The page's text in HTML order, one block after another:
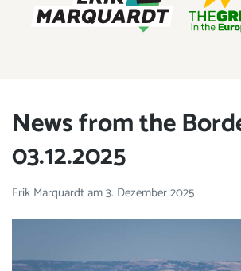
News from the
03.12.2025
Erik Marquardtam3. Dezember 2025